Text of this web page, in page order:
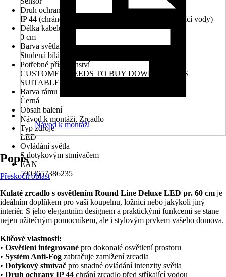
Druh ochrany
IP 44 (chráněno před vniknutím cizích těles a stříkající vody)
Délka kabelu
0 cm
Barva světla
Studená bílá, Neutrální bílá, Teplá bílá
Potřebné příslušenství
CUSTOMER NEEDS TO BUY DOWEL HOOKS
SUITABLE TO THEIR WALL AT HOME.
Barva rámu
Černá
Obsah balení
Návod k montáži, Zrcadlo
Typ zdroje
LED
Ovládání světla
S dotykovým stmívačem
EAN
5903657386235
Návod k montáži
Popis
Přeskočit oblast
Kulaté zrcadlo s osvětlením Round Line Deluxe LED pr. 60 cm je
ideálním doplňkem pro vaši koupelnu, ložnici nebo jakýkoli jiný
interiér. S jeho elegantním designem a praktickými funkcemi se stane
nejen užitečným pomocníkem, ale i stylovým prvkem vašeho domova.
Klíčové vlastnosti:
• Osvětlení integrované pro dokonalé osvětlení prostoru
• Systém Anti-Fog zabračuje zamlžení zrcadla
• Dotykový stmívač pro snadné ovládání intenzity světla
• Druh ochrany IP 44 chrání zrcadlo před stříkající vodou